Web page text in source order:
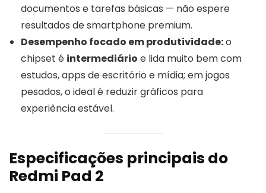
documentos e tarefas básicas — não espere
resultados de smartphone premium.
Desempenho focado em produtividade:o
chipset é intermediário e lida muito bem com
estudos, apps de escritório e mídia; em jogos
pesados, o ideal é reduzir gráficos para
experiência estável.
Especificações principais do
Redmi Pad 2